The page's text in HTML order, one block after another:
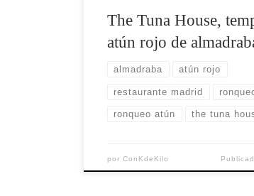
The Tuna House,
atún rojo de
almadraba atún rojo
restaurante madrid
ronqueo atún the tuna
porConKdeKilo